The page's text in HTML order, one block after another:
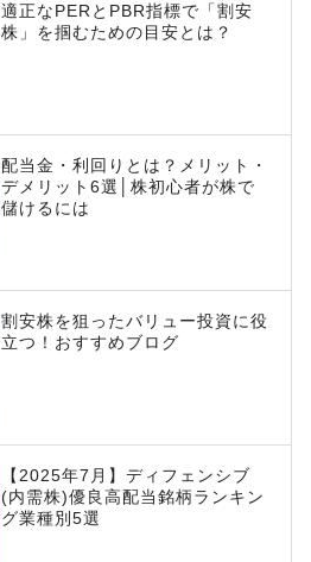
適正なPERとPBR指標で「割安
株」を掴むための目安とは？
配当金・利回りとは？メリット・
デメリット6選│株初心者が株で
儲けるには
割安株を狙ったバリュー投資に役
立つ！おすすめブログ
【2025年7月】ディフェンシブ
(内需株)優良高配当銘柄ランキン
グ業種別5選